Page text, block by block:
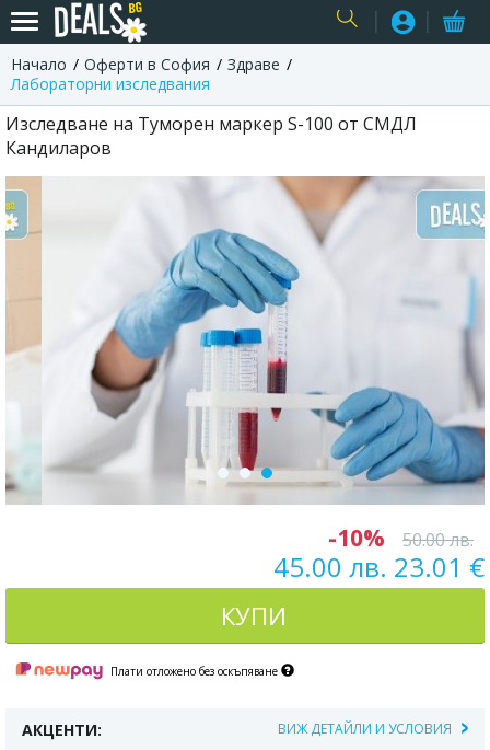
Начало Оферти в София
Здраве
Лабораторни изследвания
Изследване на Туморен маркер S-100 от СМДЛ
Кандиларов
-10% 50.00 лв.
45.00 лв. 23.01 €
КУПИ
Плати отложено без оскъпяване
АКЦЕНТИ: ВИЖ ДЕТАЙЛИ И УСЛОВИЯ